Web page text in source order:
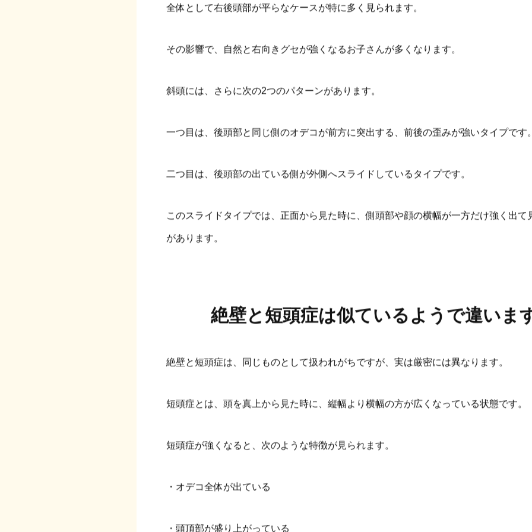
全体として右後頭部が平らなケースが特に多く見られます。
その影響で、自然と右向きグセが強くなるお子さんが多くなります。
斜頭には、さらに次の2つのパターンがあります。
一つ目は、後頭部と同じ側のオデコが前方に突出する、前後の歪みが強いタイプです。
二つ目は、後頭部の出ている側が外側へスライドしているタイプです。
このスライドタイプでは、正面から見た時に、側頭部や顔の横幅が一方だけ強く出て
があります。
絶壁と短頭症は似ているようで違いま
絶壁と短頭症は、同じものとして扱われがちですが、実は厳密には異なります。
短頭症とは、頭を真上から見た時に、縦幅より横幅の方が広くなっている状態です。
短頭症が強くなると、次のような特徴が見られます。
・オデコ全体が出ている
・頭頂部が盛り上がっている